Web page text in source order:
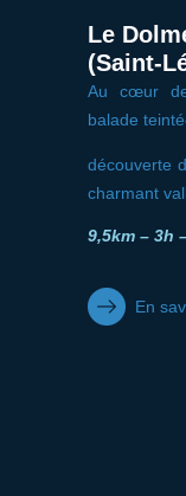
Le
(Saint-
Au cœur
balade
découverte
charmant
9,5km – 3h
En